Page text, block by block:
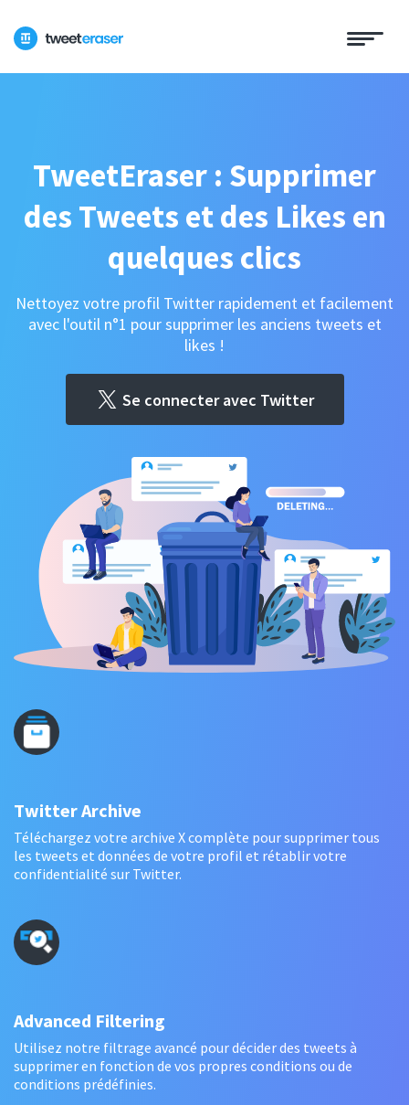
TweetEraser : Supprimer
des Tweets et des Likes en
quelques clics
Nettoyez votre profil Twitter rapidement et facilement
avec l'outil n°1 pour supprimer les anciens tweets et
likes !
Se connecter avec Twitter
Twitter Archive
Téléchargez votre archive X complète pour supprimer tous
les tweets et données de votre profil et rétablir votre
confidentialité sur Twitter.
Advanced Filtering
Utilisez notre filtrage avancé pour décider des tweets à
supprimer en fonction de vos propres conditions ou de
conditions prédéfinies.